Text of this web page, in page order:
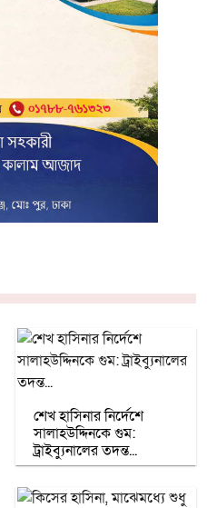
শেখ হাসিনার নির্দেশে
সালাহউদ্দিনকে গুম:
ট্রাইব্যুনালের তদন্ত...